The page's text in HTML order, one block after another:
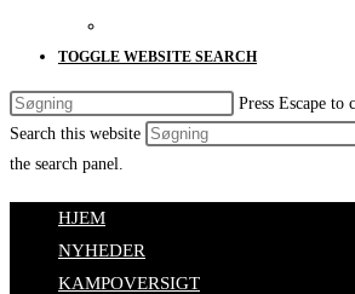
TOGGLE WEBSITE SEARCH
Press Escape to
Search this website
the search panel.
HJEM
NYHEDER
KAMPOVERSIGT